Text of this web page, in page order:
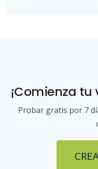
¡Comienza
Probar gratis por 7